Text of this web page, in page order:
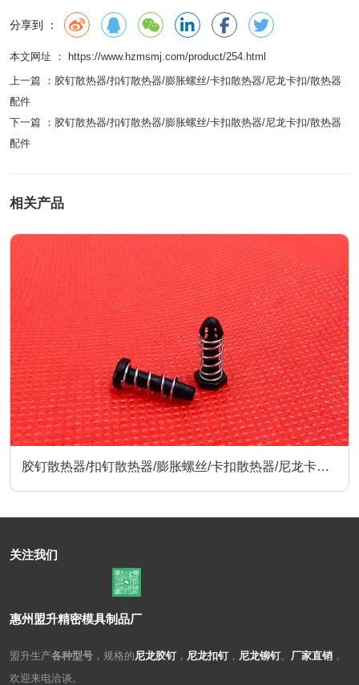
分享到 ：
本文网址 ： https://www.hzmsmj.com/product/254.html
上一篇 ： 胶钉散热器/扣钉散热器/膨胀螺丝/卡扣散热器/尼龙卡扣/散热器
配件
下一篇 ： 胶钉散热器/扣钉散热器/膨胀螺丝/卡扣散热器/尼龙卡扣/散热器
配件
相关产品
胶钉散热器/扣钉散热器/膨胀螺丝/卡扣散热器/尼龙卡扣/
关注我们
惠州盟升精密模具制品厂
盟升生产各种型号 ，规格的 尼龙胶钉， 尼龙扣钉， 尼龙铆钉。 厂家直销 ，
欢迎来电洽谈。